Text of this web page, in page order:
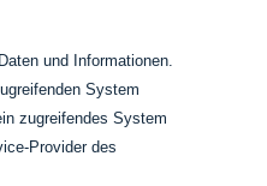
und Informationen.
System
zugreifendes System
Provider des